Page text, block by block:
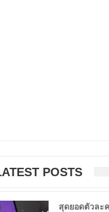
POSTS
สุดยอดตัวละ